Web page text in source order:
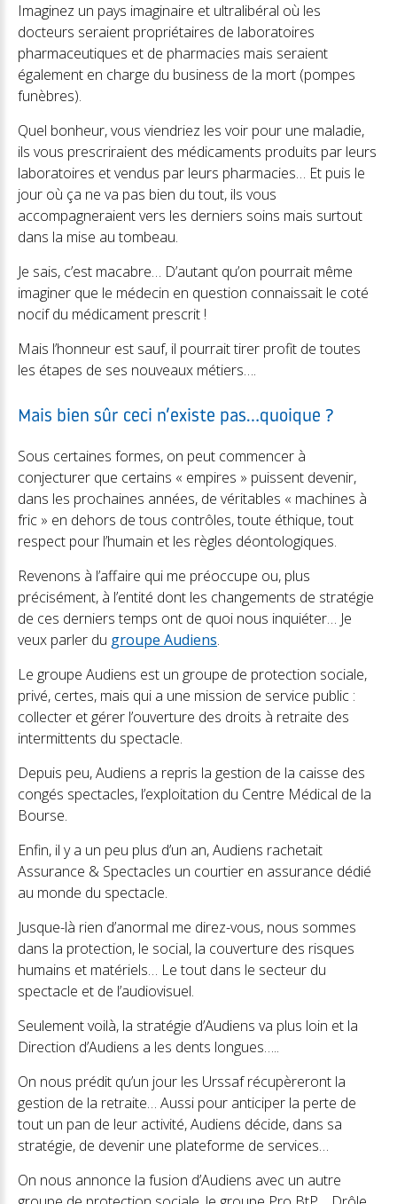
Imaginez un pays imaginaire et ultralibéral où les
docteurs seraient propriétaires de laboratoires
pharmaceutiques et de pharmacies mais seraient
également en charge du business de la mort (pompes
funèbres).
Quel bonheur, vous viendriez les voir pour une maladie,
ils vous prescriraient des médicaments produits par leurs
laboratoires et vendus par leurs pharmacies… Et puis le
jour où ça ne va pas bien du tout, ils vous
accompagneraient vers les derniers soins mais surtout
dans la mise au tombeau.
Je sais, c’est macabre… D’autant qu’on pourrait même
imaginer que le médecin en question connaissait le coté
nocif du médicament prescrit !
Mais l’honneur est sauf, il pourrait tirer profit de toutes
les étapes de ses nouveaux métiers….
Mais bien sûr ceci n’existe pas…quoique ?
Sous certaines formes, on peut commencer à
conjecturer que certains « empires » puissent devenir,
dans les prochaines années, de véritables « machines à
fric » en dehors de tous contrôles, toute éthique, tout
respect pour l’humain et les règles déontologiques.
Revenons à l’affaire qui me préoccupe ou, plus
précisément, à l’entité dont les changements de stratégie
de ces derniers temps ont de quoi nous inquiéter… Je
veux parler du groupe Audiens.
Le groupe Audiens est un groupe de protection sociale,
privé, certes, mais qui a une mission de service public :
collecter et gérer l’ouverture des droits à retraite des
intermittents du spectacle.
Depuis peu, Audiens a repris la gestion de la caisse des
congés spectacles, l’exploitation du Centre Médical de la
Bourse.
Enfin, il y a un peu plus d’un an, Audiens rachetait
Assurance & Spectacles un courtier en assurance dédié
au monde du spectacle.
Jusque-là rien d’anormal me direz-vous, nous sommes
dans la protection, le social, la couverture des risques
humains et matériels… Le tout dans le secteur du
spectacle et de l’audiovisuel.
Seulement voilà, la stratégie d’Audiens va plus loin et la
Direction d’Audiens a les dents longues…..
On nous prédit qu’un jour les Urssaf récupèreront la
gestion de la retraite… Aussi pour anticiper la perte de
tout un pan de leur activité, Audiens décide, dans sa
stratégie, de devenir une plateforme de services…
On nous annonce la fusion d’Audiens avec un autre